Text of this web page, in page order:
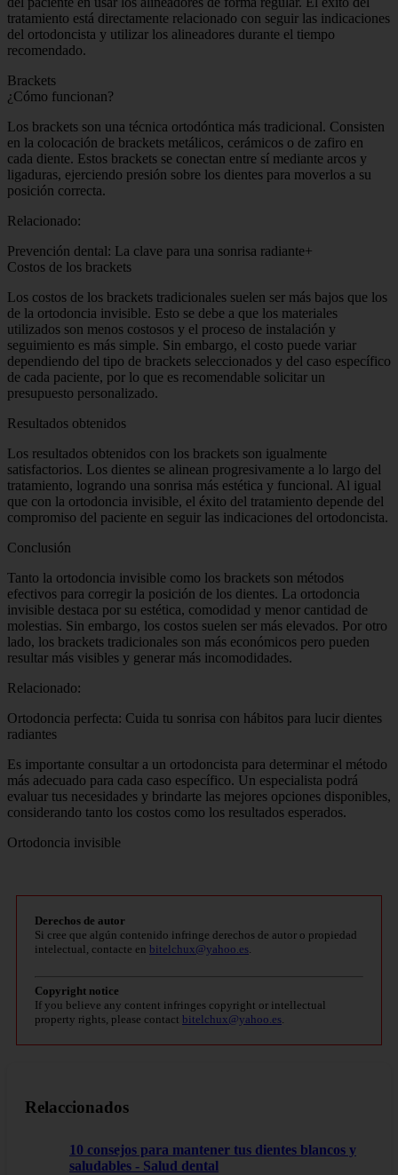
tratamiento está directamente relacionado con seguir las indicaciones
del ortodoncista y utilizar los alineadores durante el tiempo
recomendado.
Brackets
¿Cómo funcionan?
Los brackets son una técnica ortodóntica más tradicional. Consisten
en la colocación de brackets metálicos, cerámicos o de zafiro en
cada diente. Estos brackets se conectan entre sí mediante arcos y
ligaduras, ejerciendo presión sobre los dientes para moverlos a su
posición correcta.
Relacionado:
Prevención dental: La clave para una sonrisa radiante+
Costos de los brackets
Los costos de los brackets tradicionales suelen ser más bajos que los
de la ortodoncia invisible. Esto se debe a que los materiales
utilizados son menos costosos y el proceso de instalación y
seguimiento es más simple. Sin embargo, el costo puede variar
dependiendo del tipo de brackets seleccionados y del caso específico
de cada paciente, por lo que es recomendable solicitar un
presupuesto personalizado.
Resultados obtenidos
Los resultados obtenidos con los brackets son igualmente
satisfactorios. Los dientes se alinean progresivamente a lo largo del
tratamiento, logrando una sonrisa más estética y funcional. Al igual
que con la ortodoncia invisible, el éxito del tratamiento depende del
compromiso del paciente en seguir las indicaciones del ortodoncista.
Conclusión
Tanto la ortodoncia invisible como los brackets son métodos
efectivos para corregir la posición de los dientes. La ortodoncia
invisible destaca por su estética, comodidad y menor cantidad de
molestias. Sin embargo, los costos suelen ser más elevados. Por otro
lado, los brackets tradicionales son más económicos pero pueden
resultar más visibles y generar más incomodidades.
Relacionado:
Ortodoncia perfecta: Cuida tu sonrisa con hábitos para lucir dientes
radiantes
Es importante consultar a un ortodoncista para determinar el método
más adecuado para cada caso específico. Un especialista podrá
evaluar tus necesidades y brindarte las mejores opciones disponibles,
considerando tanto los costos como los resultados esperados.
Ortodoncia invisible
Derechos de autor
Si cree que algún contenido infringe derechos de autor o propiedad
intelectual, contacte en bitelchux@yahoo.es
Copyright notice
If you believe any content infringes copyright or intellectual
property rights, please contact bitelchux@yahoo.es
Relaccionados
10 consejos para mantener tus dientes blancos y
saludables - Salud dental